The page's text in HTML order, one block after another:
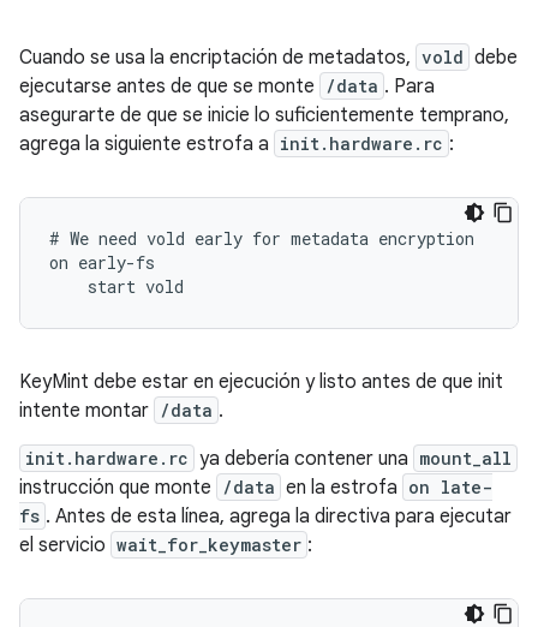
Cuando se usa la encriptación de metadatos, vold debe
ejecutarse antes de que se monte
/data . Para
asegurarte de que se inicie lo suficientemente temprano,
agrega la siguiente estrofa a init.hardware.rc :
# We need vold early for metadata encryption
on early-fs
    start vold
KeyMint debe estar en ejecución y listo antes de que init
intente montar /data .
init.hardware.rc ya debería contener una mount_all
instrucción que monte /data en la estrofa on late-
fs . Antes de esta línea, agrega la directiva para ejecutar
el servicio wait_for_keymaster :